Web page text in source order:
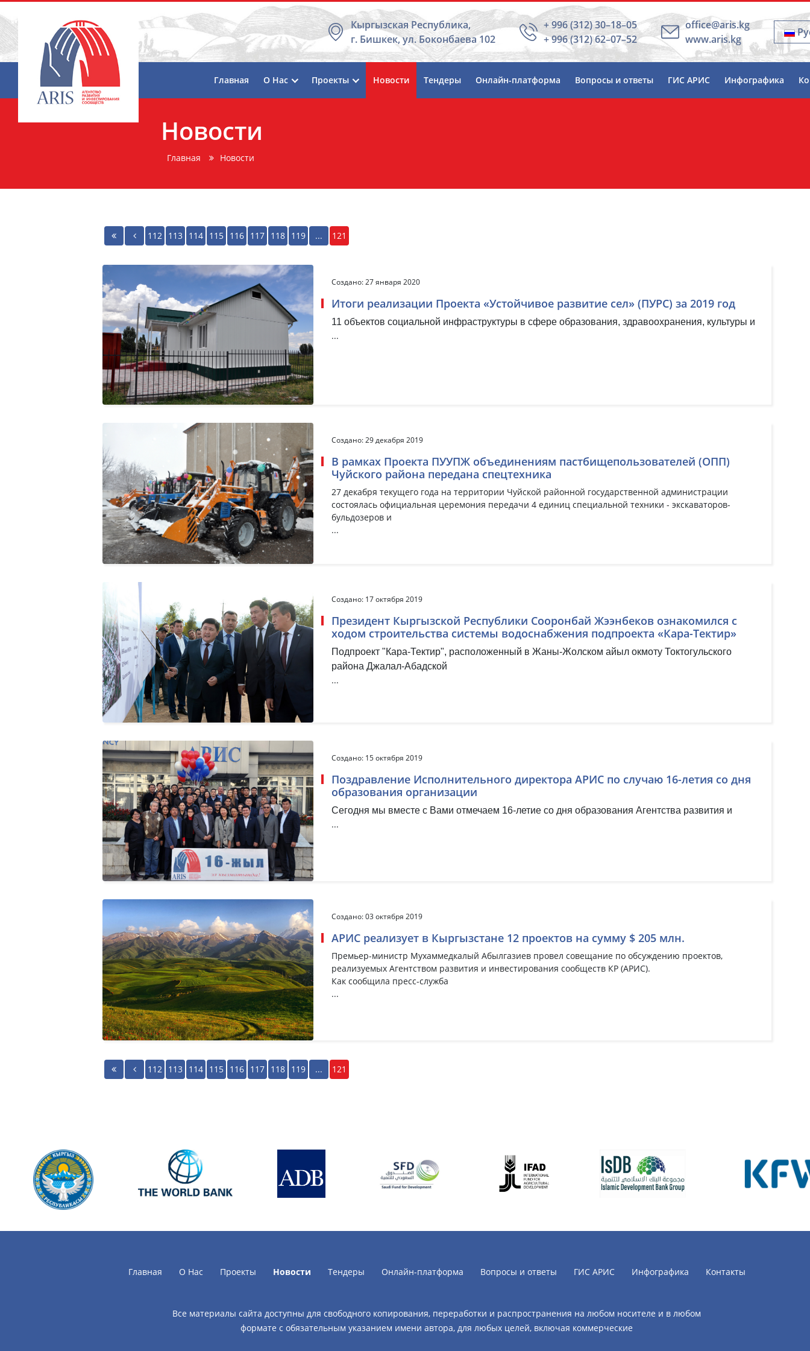
Кыргызская Республика,
г. Бишкек, ул. Боконбаева 102
+ 996 (312) 30–18–05
+ 996 (312) 62–07–52
office@aris.kg
www.aris.kg
Главная О Нас Проекты Новости Тендеры Онлайн-платформа Вопросы и ответы ГИС АРИС Инфографика
Новости
Главная Новости
112 113 114 115 116 117 118 119 ... 121
Создано: 27 января 2020
Итоги реализации Проекта «Устойчивое развитие сел» (ПУРС) за 2019 год
11 объектов социальной инфраструктуры в сфере образования, здравоохранения, культуры и
...
Создано: 29 декабря 2019
В рамках Проекта ПУУПЖ объединениям пастбищепользователей (ОПП)
Чуйского района передана спецтехника
27 декабря текущего года на территории Чуйской районной государственной администрации
состоялась официальная церемония передачи 4 единиц специальной техники - экскаваторов-
бульдозеров и
...
Создано: 17 октября 2019
Президент Кыргызской Республики Сооронбай Жээнбеков ознакомился с
ходом строительства системы водоснабжения подпроекта «Кара-Тектир»
Подпроект "Кара-Тектир", расположенный в Жаны-Жолском айыл окмоту Токтогульского
района Джалал-Абадской
...
Создано: 15 октября 2019
Поздравление Исполнительного директора АРИС по случаю 16-летия со дня
образования организации
Сегодня мы вместе с Вами отмечаем 16-летие со дня образования Агентства развития и
...
Создано: 03 октября 2019
АРИС реализует в Кыргызстане 12 проектов на сумму $ 205 млн.
Премьер-министр Мухаммедкалый Абылгазиев провел совещание по обсуждению проектов,
реализуемых Агентством развития и инвестирования сообществ КР (АРИС).
Как сообщила пресс-служба
...
112 113 114 115 116 117 118 119 ... 121
Главная О Нас Проекты Новости Тендеры Онлайн-платформа Вопросы и ответы ГИС АРИС Инфографика Контакты
Все материалы сайта доступны для свободного копирования, переработки и распространения на любом носителе и в любом
формате с обязательным указанием имени автора, для любых целей, включая коммерческие